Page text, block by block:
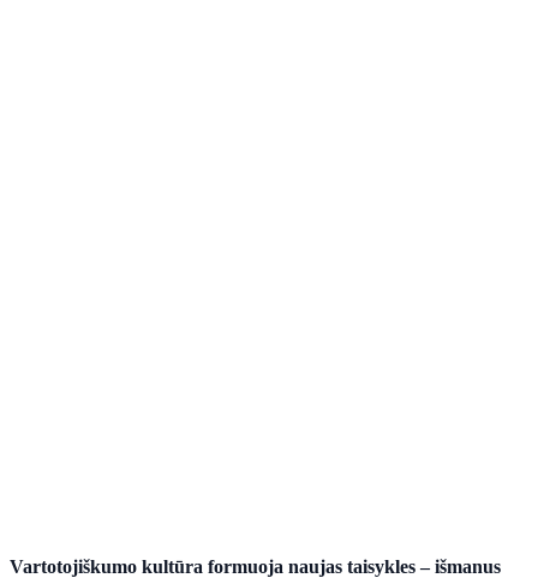
Vartotojiškumo kultūra formuoja naujas taisykles – išmanus